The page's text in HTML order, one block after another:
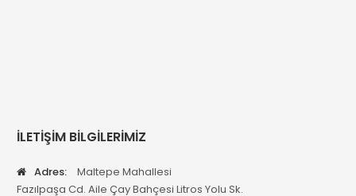
İLETİŞİM BİLGİLERİMİZ
Adres:
Maltepe Mahallesi
Fazılpaşa Cd. Aile Çay Bahçesi Litros Yolu Sk.